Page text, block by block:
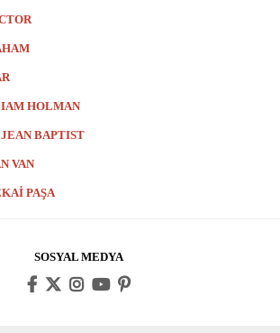
HOLMAN
BAPTIST
VAN
PAŞA
SOSYAL MEDYA